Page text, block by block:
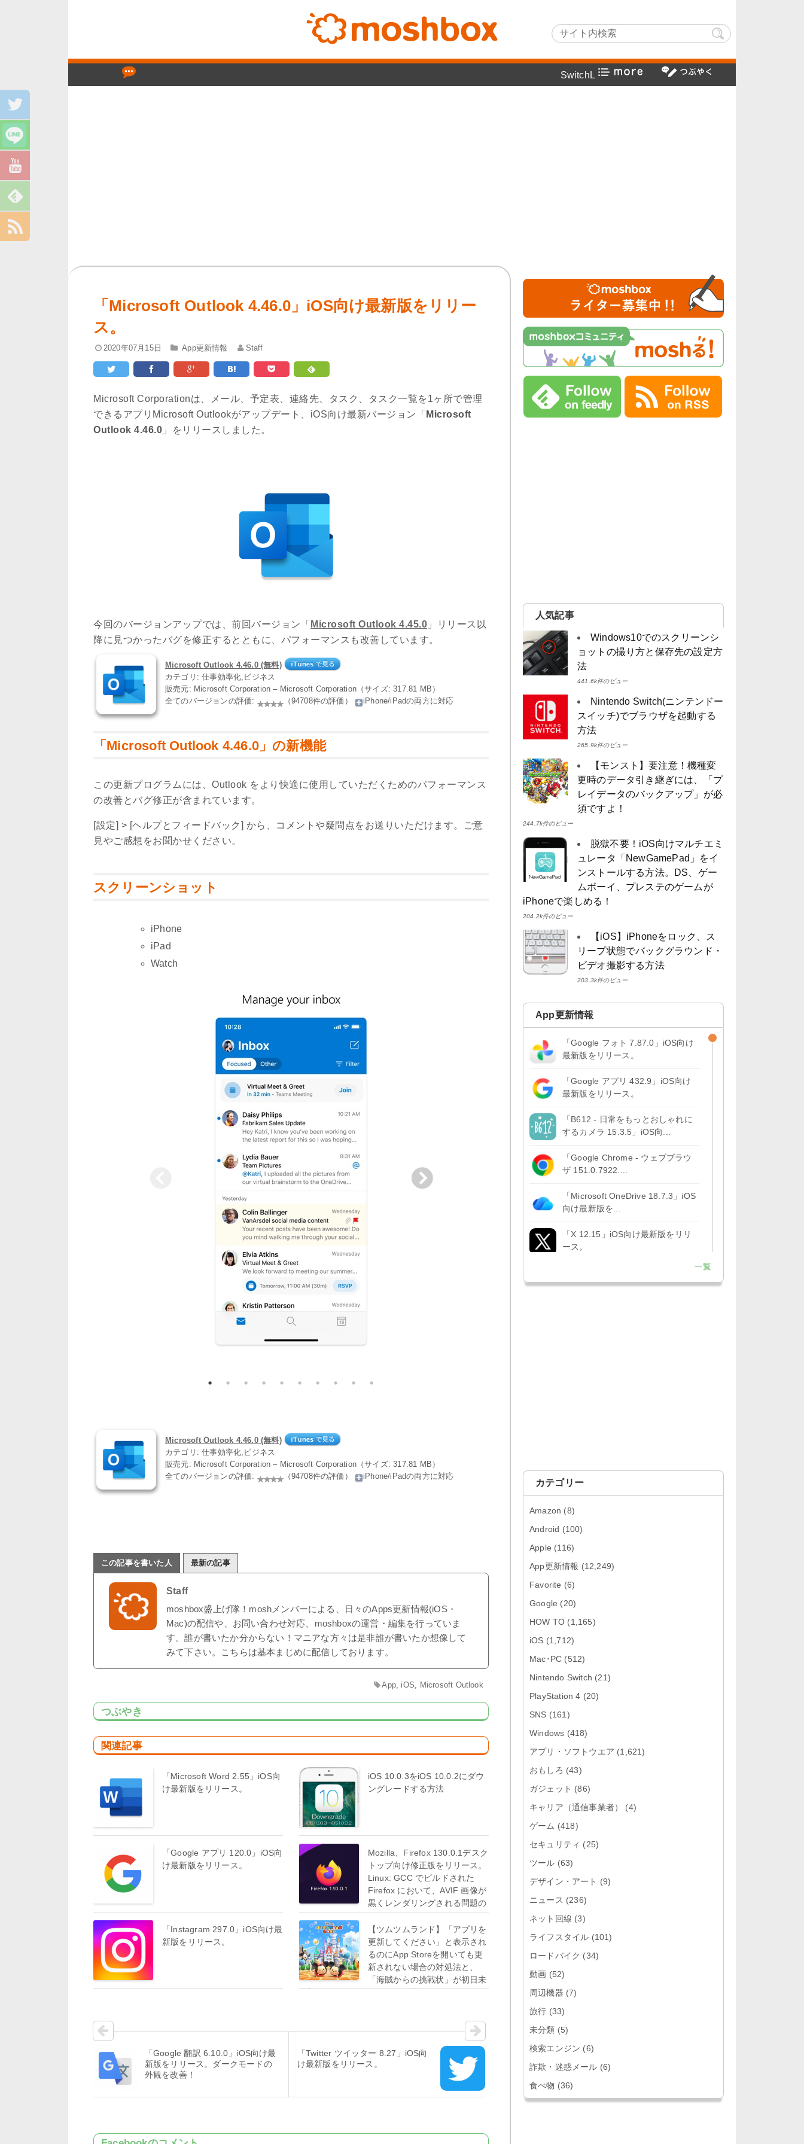
SwitchLightでヤフー検索方法
「Microsoft Outlook 4.46.0」iOS向け最新版をリリー
ス。
2020年07月15日 App更新情報 Staff
Microsoft Corporationは、メール、予定表、連絡先、タスク、タスク一覧を1ヶ所で管理
できるアプリMicrosoft Outlookがアップデート、iOS向け最新バージョン「 Microsoft
Outlook 4.46.0 」をリリースしました。
今回のバージョンアップでは、前回バージョン「 Microsoft Outlook 4.45.0 」リリース以
降に見つかったバグを修正するとともに、パフォーマンスも改善しています。
Microsoft Outlook 4.46.0 (無料)
カテゴリ: 仕事効率化,ビジネス
販売元: Microsoft Corporation – Microsoft Corporation（サイズ: 317.81 MB）
全てのバージョンの評価:
（94708件の評価） iPhone/iPadの両方に対応
「Microsoft Outlook 4.46.0」の新機能
この更新プログラムには、Outlook をより快適に使用していただくためのパフォーマンス
の改善とバグ修正が含まれています。
[設定] > [ヘルプとフィードバック] から、コメントや疑問点をお送りいただけます。ご意
見やご感想をお聞かせください。
スクリーンショット
iPhone
iPad
Watch
Microsoft Outlook 4.46.0 (無料)
カテゴリ: 仕事効率化,ビジネス
販売元: Microsoft Corporation – Microsoft Corporation（サイズ: 317.81 MB）
全てのバージョンの評価:
（94708件の評価） iPhone/iPadの両方に対応
この記事を書いた人 最新の記事
Staff
moshbox盛上げ隊！moshメンバーによる、日々のApps更新情報(iOS・
Mac)の配信や、お問い合わせ対応、moshboxの運営・編集を行っていま
す。誰が書いたか分からない！マニアな方々は是非誰が書いたか想像して
みて下さい。こちらは基本まじめに配信しております。
App iOS Microsoft Outlook
つぶやき
関連記事
「Microsoft Word 2.55」iOS向
け最新版をリリース。
iOS 10.0.3をiOS 10.0.2にダウ
ングレードする方法
「Google アプリ 120.0」iOS向
け最新版をリリース。
Mozilla、Firefox 130.0.1デスク
トップ向け修正版をリリース。
Linux: GCC でビルドされた
Firefox において、AVIF 画像が
黒くレンダリングされる問題の
修正など。
「Instagram 297.0」iOS向け最
新版をリリース。
【ツムツムランド】「アプリを
更新してください」と表示され
るのにApp Storeを開いても更
新されない場合の対処法と、
「海賊からの挑戦状」が初日未
参加になってしまっている不具合について。
「Google 翻訳 6.10.0」iOS向け最
新版をリリース。ダークモードの
外観を改善！
「Twitter ツイッター 8.27」iOS向
け最新版をリリース。
人気記事
Windows10でのスクリーンシ
ョットの撮り方と保存先の設定方
法
441.6k件のビュー
Nintendo Switch(ニンテンドー
スイッチ)でブラウザを起動する
方法
265.9k件のビュー
【モンスト】要注意！機種変
更時のデータ引き継ぎには、「プ
レイデータのバックアップ」が必
須ですよ！
244.7k件のビュー
脱獄不要！iOS向けマルチエミ
ュレータ「NewGamePad」をイ
ンストールする方法。DS、ゲー
ムボーイ、プレステのゲームが
iPhoneで楽しめる！
204.2k件のビュー
【iOS】iPhoneをロック、ス
リープ状態でバックグラウンド・
ビデオ撮影する方法
203.3k件のビュー
App更新情報
「Google フォト 7.87.0」iOS向け
最新版をリリース。
「Google アプリ 432.9」iOS向け
最新版をリリース。
「B612 - 日常をもっとおしゃれに
するカメラ 15.3.5」iOS向...
「Google Chrome - ウェブブラウ
ザ 151.0.7922....
「Microsoft OneDrive 18.7.3」iOS
向け最新版を...
「X 12.15」iOS向け最新版をリリ
ース。
リリース。Liguid G...
版をリリース。AIプロ...
イバル 26.40」iOS向...
ザ 151.0.7922....
向け最新版...
「Google カレンダー 26.29.4」iOS
向け最新版をリリース。...
「Instagram 441.0.0」iOS向け最新
「Google ドライブ - 安全なオンラ
「Google 翻訳 10.31.311」iOS向
「Microsoft Excel 2.112.3」iOS向
一覧
カテゴリー
Amazon (8)
Android (100)
Apple (116)
App更新情報 (12,249)
Favorite (6)
Google (20)
HOW TO (1,165)
iOS (1,712)
Mac･PC (512)
Nintendo Switch (21)
PlayStation 4 (20)
SNS (161)
Windows (418)
アプリ・ソフトウエア (1,621)
おもしろ (43)
ガジェット (86)
キャリア（通信事業者）
(4)
ゲーム (418)
セキュリティ (25)
ツール (63)
デザイン・アート (9)
ニュース (236)
ネット回線 (3)
ライフスタイル (101)
ロードバイク (34)
動画 (52)
周辺機器 (7)
旅行 (33)
未分類 (5)
検索エンジン (6)
詐欺・迷惑メール (6)
食べ物 (36)